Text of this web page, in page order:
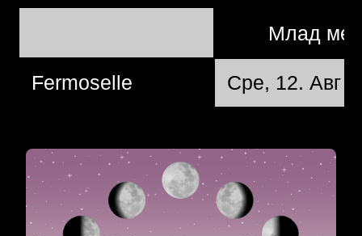
Mлад
Fermoselle Сре, 12. Авг